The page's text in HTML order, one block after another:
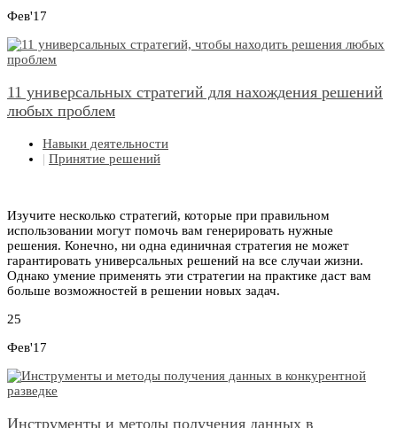
Фев'17
11 универсальных стратегий для нахождения решений
любых проблем
Навыки деятельности
| Принятие решений
Изучите несколько стратегий, которые при правильном
использовании могут помочь вам генерировать нужные
решения. Конечно, ни одна единичная стратегия не может
гарантировать универсальных решений на все случаи жизни.
Однако умение применять эти стратегии на практике даст вам
больше возможностей в решении новых задач.
25
Фев'17
Инструменты и методы получения данных в